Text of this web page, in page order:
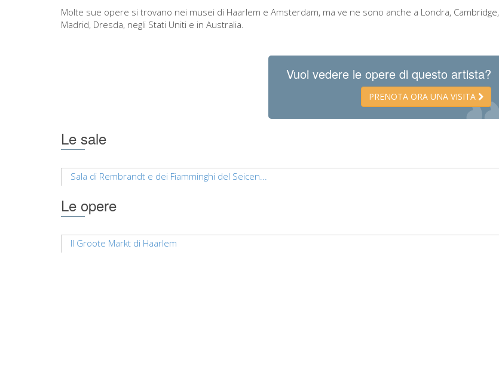
Molte sue opere si trovano nei musei di Haarlem e Amsterdam, ma ve ne sono anche a Londra, Cambridge,
Madrid, Dresda, negli Stati Uniti e in Australia.
Vuoi vedere le opere di questo artista?
PRENOTA ORA UNA VISITA
Le sale
Sala di Rembrandt e dei Fiamminghi del Seicen...
Le opere
Il Groote Markt di Haarlem